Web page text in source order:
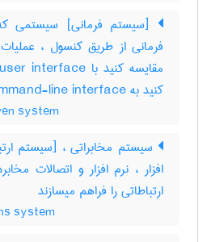
[سیستم فرمانی] سیستمی که
فرمانی از طریق کنسول ،
کنید به ‎ command-line interface
system
سیستم مخابراتی ، [سیستم
افزار ، نرم افزار و اتصالات
ارتباطاتی را فراهم میسازند
system